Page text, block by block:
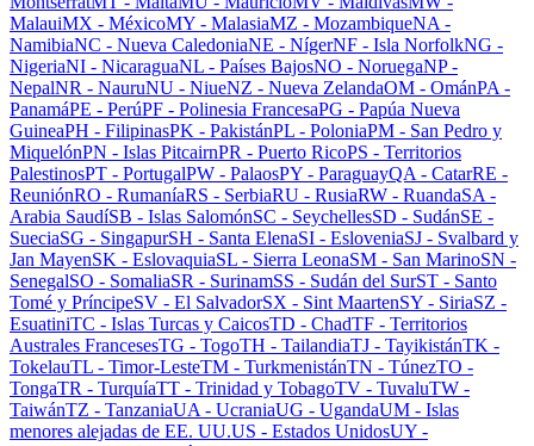
MalauiMX - MéxicoMY - MalasiaMZ - MozambiqueNA-
NamibiaNC - Nueva CaledoniaNE - NígerNF - Isla NorfolkNG -
NigeriaNI - NicaraguaNL - Países BajosNO - NoruegaNP-
NepalNR - NauruNU - NiueNZ - Nueva ZelandaOM - OmánPA-
PanamáPE - PerúPF - Polinesia FrancesaPG - Papúa Nueva
GuineaPH - FilipinasPK - PakistánPL - PoloniaPM - San Pedro y
MiquelónPN - Islas PitcairnPR - Puerto RicoPS - Territorios
PalestinosPT - PortugalPW - PalaosPY - ParaguayQA- CatarRE -
ReuniónRO - RumaníaRS - SerbiaRU - RusiaRW - RuandaSA-
Arabia SaudíSB - Islas SalomónSC - SeychellesSD - SudánSE -
SueciaSG - SingapurSH - Santa ElenaSI - EsloveniaSJ - Svalbard y
Jan MayenSK - EslovaquiaSL - Sierra LeonaSM - San MarinoSN -
SenegalSO - SomaliaSR - SurinamSS - Sudán del SurST - Santo
Tomé y PríncipeSV - El SalvadorSX - Sint MaartenSY - SiriaSZ -
EsuatiniTC - Islas Turcas y CaicosTD - ChadTF - Territorios
Australes FrancesesTG - TogoTH - TailandiaTJ - TayikistánTK -
TokelauTL - Timor-LesteTM - TurkmenistánTN - TúnezTO -
TongaTR - TurquíaTT - Trinidad y TobagoTV - TuvaluTW -
TaiwánTZ - TanzaniaUA- UcraniaUG - UgandaUM - Islas
menores alejadas de EE. UU.US - Estados UnidosUY -